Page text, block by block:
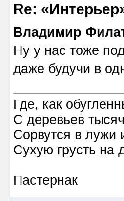
Re:
Владимир
Ну у нас тоже
даже будучи в
Где, как
С деревьев
Сорвутся в лужи
Сухую грусть на
Пастернак